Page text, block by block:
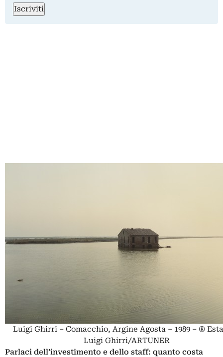
Iscriviti
Luigi Ghirri – Comacchio, Argine Agosta – 1989 – ®
Luigi Ghirri/ARTUNER
Parlaci dell’investimento e dello staff: quanto costa